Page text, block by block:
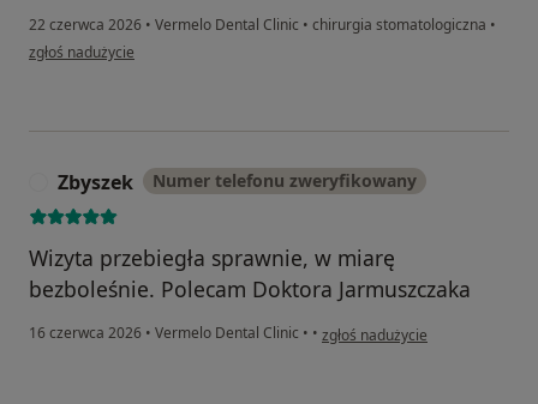
22 czerwca 2026 • Vermelo Dental Clinic • chirurgia stomatologiczna •
w opinii użytkownika Dorota
zgłoś nadużycie
Zbyszek Numer telefonu zweryfikowany
Wizyta przebiegła sprawnie, w miarę
bezboleśnie. Polecam Doktora Jarmuszczaka
16 czerwca 2026 • Vermelo Dental Clinic • • w opinii użytkownika Zbyszek
zgłoś nadużycie